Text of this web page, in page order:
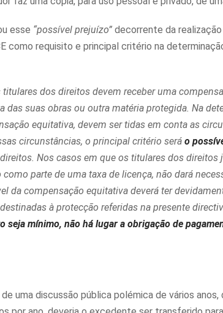
esse “possível prejuízo” decorrente da
como requisito e principal critério na
dos direitos devem receber uma
suas obras ou outra matéria protegida. Na
equitativa, devem ser tidas em conta as
circunstâncias, o principal critério será o
Nos casos em que os titulares dos direitos
parte de uma taxa de licença, não dará
da compensação equitativa deverá ter
à protecção referidas na presente
mínimo, não há lugar a obrigação de
uma discussão pública polémica de vários anos,